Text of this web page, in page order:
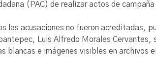
(PAC) de realizar actos de
las acusaciones no fueron acreditadas,
Luis Alfredo Morales
blancas e imágenes visibles en archivos